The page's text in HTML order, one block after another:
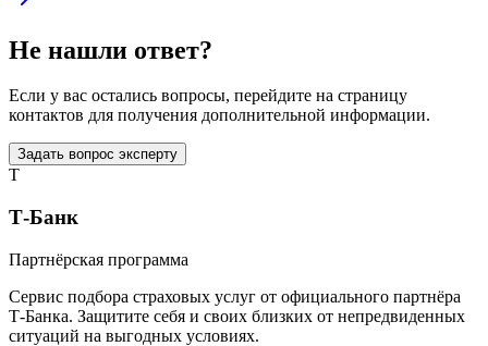
Не нашли ответ?
Если у вас остались вопросы, перейдите на страницу
контактов для получения дополнительной информации.
Задать вопрос эксперту
T
Т-Банк
Партнёрская программа
Сервис подбора страховых услуг от официального партнёра
Т-Банка. Защитите себя и своих близких от непредвиденных
ситуаций на выгодных условиях.